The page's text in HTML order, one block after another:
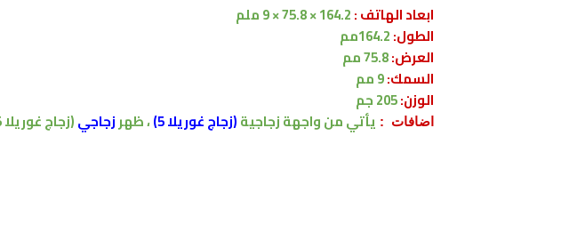
ابعاد الهاتف :164.2 × 75.8 × 9 ملم
الطول:164.2مم
العرض:
السمك:9 مم
الوزن:205 جم
اضافات : يأتيمن واجهة زجاجية(زجاج غوريلا 5) ، ظهرزجاجي(زجاج غوريلا 5) ،